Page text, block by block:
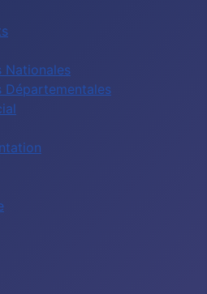
Nationales
Départementales